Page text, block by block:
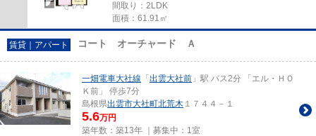
間取り：2LDK
面積：61.91㎡
賃貸｜アパート コート オーチャード Ａ
一畑電車大社線 「 出雲大社前 」駅 バス2分 「エル・ＨＯ
Ｋ前」 停歩7分
島根県出雲市大社町北荒木 １７４４－１
5.6万円
築年数：築13年 ｜募集中： 1室